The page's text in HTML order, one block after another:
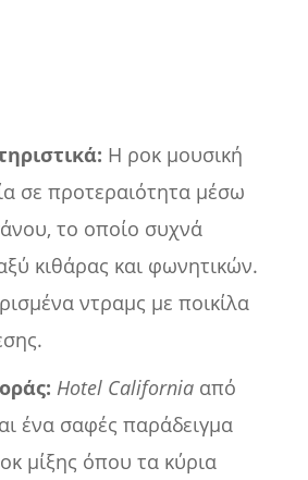
Η ροκ μουσική
σε προτεραιότητα μέσω
το οποίο συχνά
κιθάρας και φωνητικών.
ντραμς με ποικίλα
Hotel Californiaαπό
ένα σαφές παράδειγμα
μίξης όπου τα κύρια